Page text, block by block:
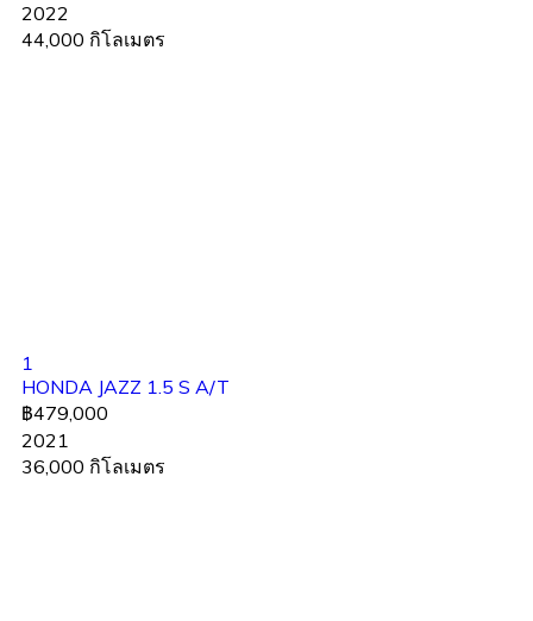
2022
44,000 กิโลเมตร
1
HONDA JAZZ 1.5 S A/T
฿479,000
2021
36,000 กิโลเมตร